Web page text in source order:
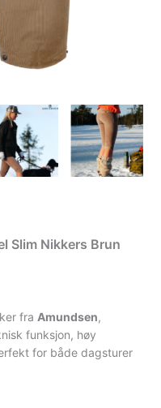
Slim Nikkers Brun
fra Amundsen,
funksjon, høy
for både dagsturer